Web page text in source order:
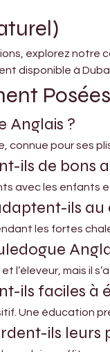
explorez
disponible à
Posées
Anglais ?
connue pour ses
ils de
avec les enfants
ils
les fortes
l’éleveur, mais il
ils faciles à
Une éducation
ils leurs